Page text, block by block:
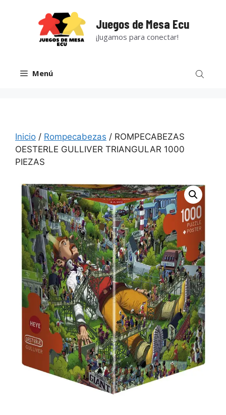
Juegos de Mesa Ecu
¡Jugamos para conectar!
Menú
Inicio / Rompecabezas / ROMPECABEZAS
OESTERLE GULLIVER TRIANGULAR 1000
PIEZAS